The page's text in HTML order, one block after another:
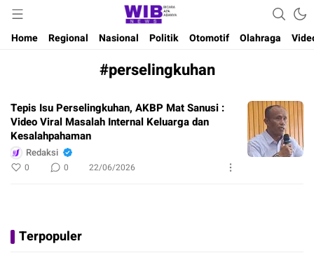
Wibnews
Waktu Indonesia Bicara
Home
Regional Nasional Politik Otomotif Olahraga
#perselingkuhan
Tepis Isu Perselingkuhan, AKBP Mat Sanusi :
Video Viral Masalah Internal Keluarga dan
Kesalahpahaman
Redaksi
0 0 22/06/2026
Terpopuler